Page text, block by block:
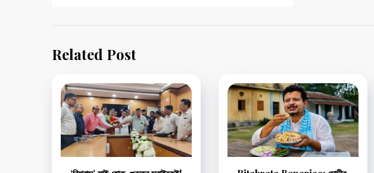
Related Post